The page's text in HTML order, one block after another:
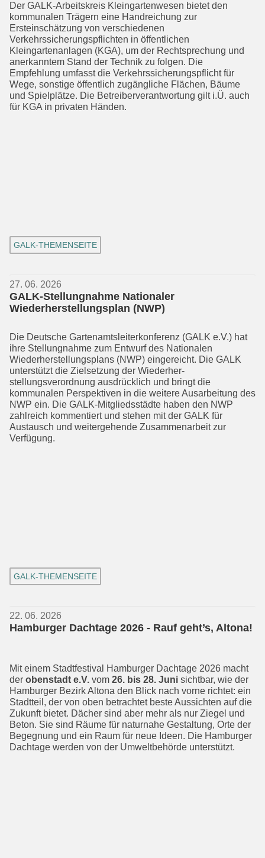
Der GALK-Arbeitskreis Kleingartenwesen bietet den
kommunalen Trägern eine Handreichung zur
Ersteinschätzung von verschiedenen
Verkehrssicherungspflich­ten in öffentlichen
Kleingartenanlagen (KGA), um der Rechtsprechung und
aner­kanntem Stand der Technik zu folgen. Die
Empfehlung umfasst die Verkehrssiche­rungs­pflicht für
Wege, sonstige öffentlich zugängliche Flächen, Bäume
und Spiel­plätze. Die Betreiberverantwortung gilt i.Ü. auch
für KGA in privaten Händen.
GALK-THEMENSEITE
27. 06. 2026
GALK-Stellungnahme Nationaler
Wiederherstellungsplan (NWP)
Die Deutsche Gartenamtsleiterkonferenz (GALK e.V.) hat
ihre Stellungnahme zum Entwurf des Nationalen
Wiederherstel­lungsplans (NWP) eingereicht. Die GALK
unterstützt die Zielsetzung der Wieder­her­
stellungsverordnung ausdrücklich und bringt die
kommunalen Perspektiven in die weitere Ausarbeitung des
NWP ein. Die GALK-Mitgliedsstädte haben den NWP
zahlreich kommentiert und stehen mit der GALK für
Austausch und weiterge­hende Zusammenarbeit zur
Verfügung.
GALK-THEMENSEITE
22. 06. 2026
Hamburger Dachtage 2026 - Rauf geht’s, Altona!
Mit einem Stadtfestival Hamburger Dachtage 2026 macht
der obenstadt e.V. vom 26. bis 28. Juni sichtbar, wie der
Hamburger Bezirk Altona den Blick nach vorne richtet: ein
Stadtteil, der von oben betrachtet beste Aussichten auf die
Zukunft bietet. Dächer sind aber mehr als nur Ziegel und
Beton. Sie sind Räume für naturnahe Gestaltung, Orte der
Begeg­nung und ein Raum für neue Ideen. Die Hamburger
Dachtage werden von der Umweltbehörde unterstützt.